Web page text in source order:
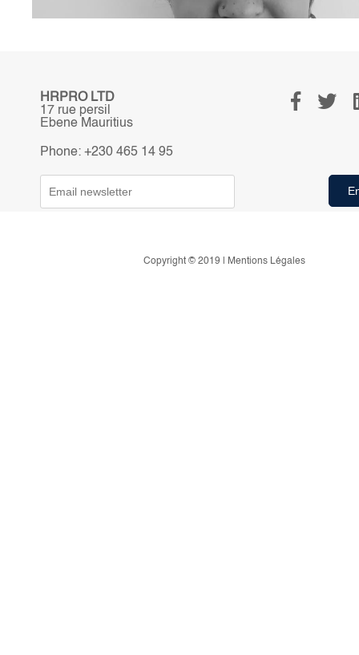
HRPRO LTD
17 rue persil
Ebene Mauritius
Phone: +230 465 14 95
Copyright © 2019 | Mentions Légales